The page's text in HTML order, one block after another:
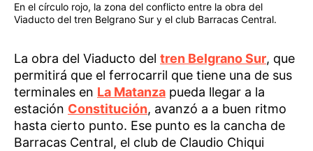
En el círculo rojo, la zona del conflicto entre la obra del
Viaducto del tren Belgrano Sur y el club Barracas Central.
La obra del Viaducto del tren Belgrano Sur, que
permitirá que el ferrocarril que tiene una de sus
terminales en La Matanza pueda llegar a la
estación Constitución, avanzó a a buen ritmo
hasta cierto punto. Ese punto es la cancha de
Barracas Central, el club de Claudio Chiqui